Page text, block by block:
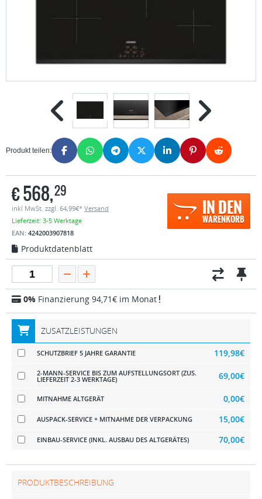
Produkt teilen:
IN DEN
WARENKORB
€568,29
inkl MwSt. zzgl. 64,99€* Versand
Lieferzeit: 3-5 Werktage
EAN: 4242003907818
Produktdatenblatt
0% Finanzierung 94,71€ im Monat
ZUSATZLEISTUNGEN
SCHUTZBRIEF 5 JAHRE GARANTIE 119,98€
2-MANN-SERVICE BIS ZUM AUFSTELLUNGSORT (ZUS.
LIEFERZEIT 2-3 WERKTAGE) 69,00€
MITNAHME ALTGERÄT 0,00€
AUSPACK-SERVICE + MITNAHME DER VERPACKUNG 15,00€
EINBAU-SERVICE (INKL. AUSBAU DES ALTGERÄTES) 70,00€
PRODUKTBESCHREIBUNG